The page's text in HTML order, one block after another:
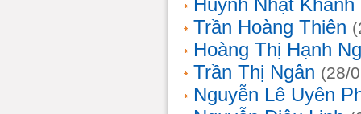
Huỳnh Nhật Khánh
Trần Hoàng Thiên
Hoàng Thị Hạnh
Trần Thị Ngân (28/
Nguyễn Lê Uyên